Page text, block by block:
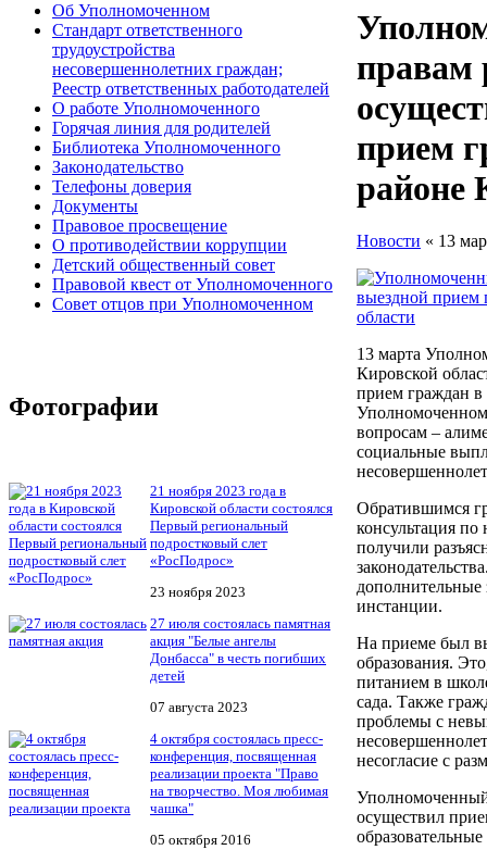
Об Уполномоченном
Стандарт ответственного
трудоустройства
несовершеннолетних граждан;
Реестр ответственных работодателей
О работе Уполномоченного
Горячая линия для родителей
Библиотека Уполномоченного
Законодательство
Телефоны доверия
Документы
Правовое просвещение
О противодействии коррупции
Детский общественный совет
Правовой квест от Уполномоченного
Совет отцов при Уполномоченном
Фотографии
21 ноября 2023 года в
Кировской области состоялся
Первый региональный
подростковый слет
«РосПодрос»
23 ноября 2023
27 июля состоялась памятная
акция "Белые ангелы
Донбасса" в честь погибших
детей
07 августа 2023
4 октября состоялась пресс-
конференция, посвященная
реализации проекта "Право
на творчество. Моя любимая
чашка"
05 октября 2016
правам
прием
районе
Новости « 13
13 марта
Кировской
прием граждан
вопросам –
социальные
Обратившимся
консультация
получили
дополнительные
инстанции.
На приеме был
образования.
питанием в
сада. Также
проблемы с
несогласие с
осуществил